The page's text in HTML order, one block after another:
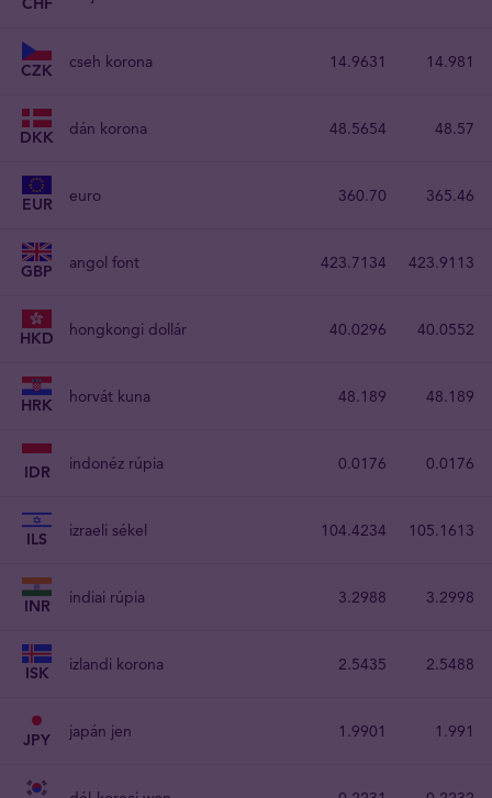
CZK cseh korona 14.9631 14.981
DKK dán korona 48.5654 48.57
EUR euro 360.70 365.46
GBP angol font 423.7134 423.9113
HKD hongkongi dollár 40.0296 40.0552
HRK horvát kuna 48.189 48.189
IDR indonéz rúpia 0.0176 0.0176
ILS izraeli sékel 104.4234 105.1613
INR indiai rúpia 3.2988 3.2998
ISK izlandi korona 2.5435 2.5488
JPY japán jen 1.9901 1.991